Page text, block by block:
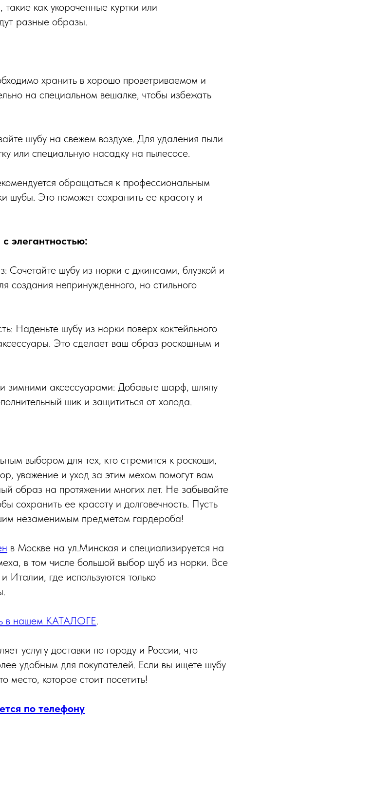
как укороченные куртки или
разные образы.
хранить в хорошо проветриваемом и
на специальном вешалке, чтобы избежать
шубу на свежем воздухе. Для удаления пыли
или специальную насадку на пылесосе.
обращаться к профессиональным
шубы. Это поможет сохранить ее красоту и
элегантностью:
Сочетайте шубу из норки с джинсами, блузкой и
создания непринужденного, но стильного
Наденьте шубу из норки поверх коктейльного
Это сделает ваш образ роскошным и
зимними аксессуарами: Добавьте шарф, шляпу
шик и защититься от холода.
выбором для тех, кто стремится к роскоши,
уважение и уход за этим мехом помогут вам
образ на протяжении многих лет. Не забывайте
сохранить ее красоту и долговечность. Пусть
незаменимым предметом гардероба!
в Москве на ул.Минская и специализируется на
в том числе большой выбор шуб из норки. Все
Италии, где используются только
в нашем КАТАЛОГЕ.
услугу доставки по городу и России, что
удобным для покупателей. Если вы ищете шубу
место, которое стоит посетить!
по телефону